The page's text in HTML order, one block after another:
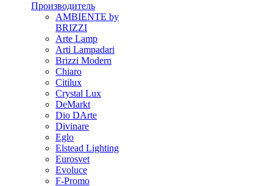
Производитель
AMBIENTE by
BRIZZI
Arte Lamp
Arti Lampadari
Brizzi Modern
Chiaro
Citilux
Crystal Lux
DeMarkt
Dio DArte
Divinare
Eglo
Elstead Lighting
Eurosvet
Evoluce
F-Promo